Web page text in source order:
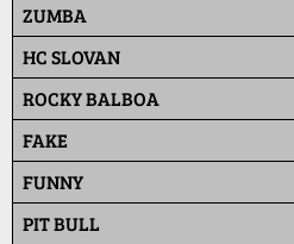
ZUMBA
HC SLOVAN
ROCKY BALBOA
FAKE
FUNNY
PIT BULL